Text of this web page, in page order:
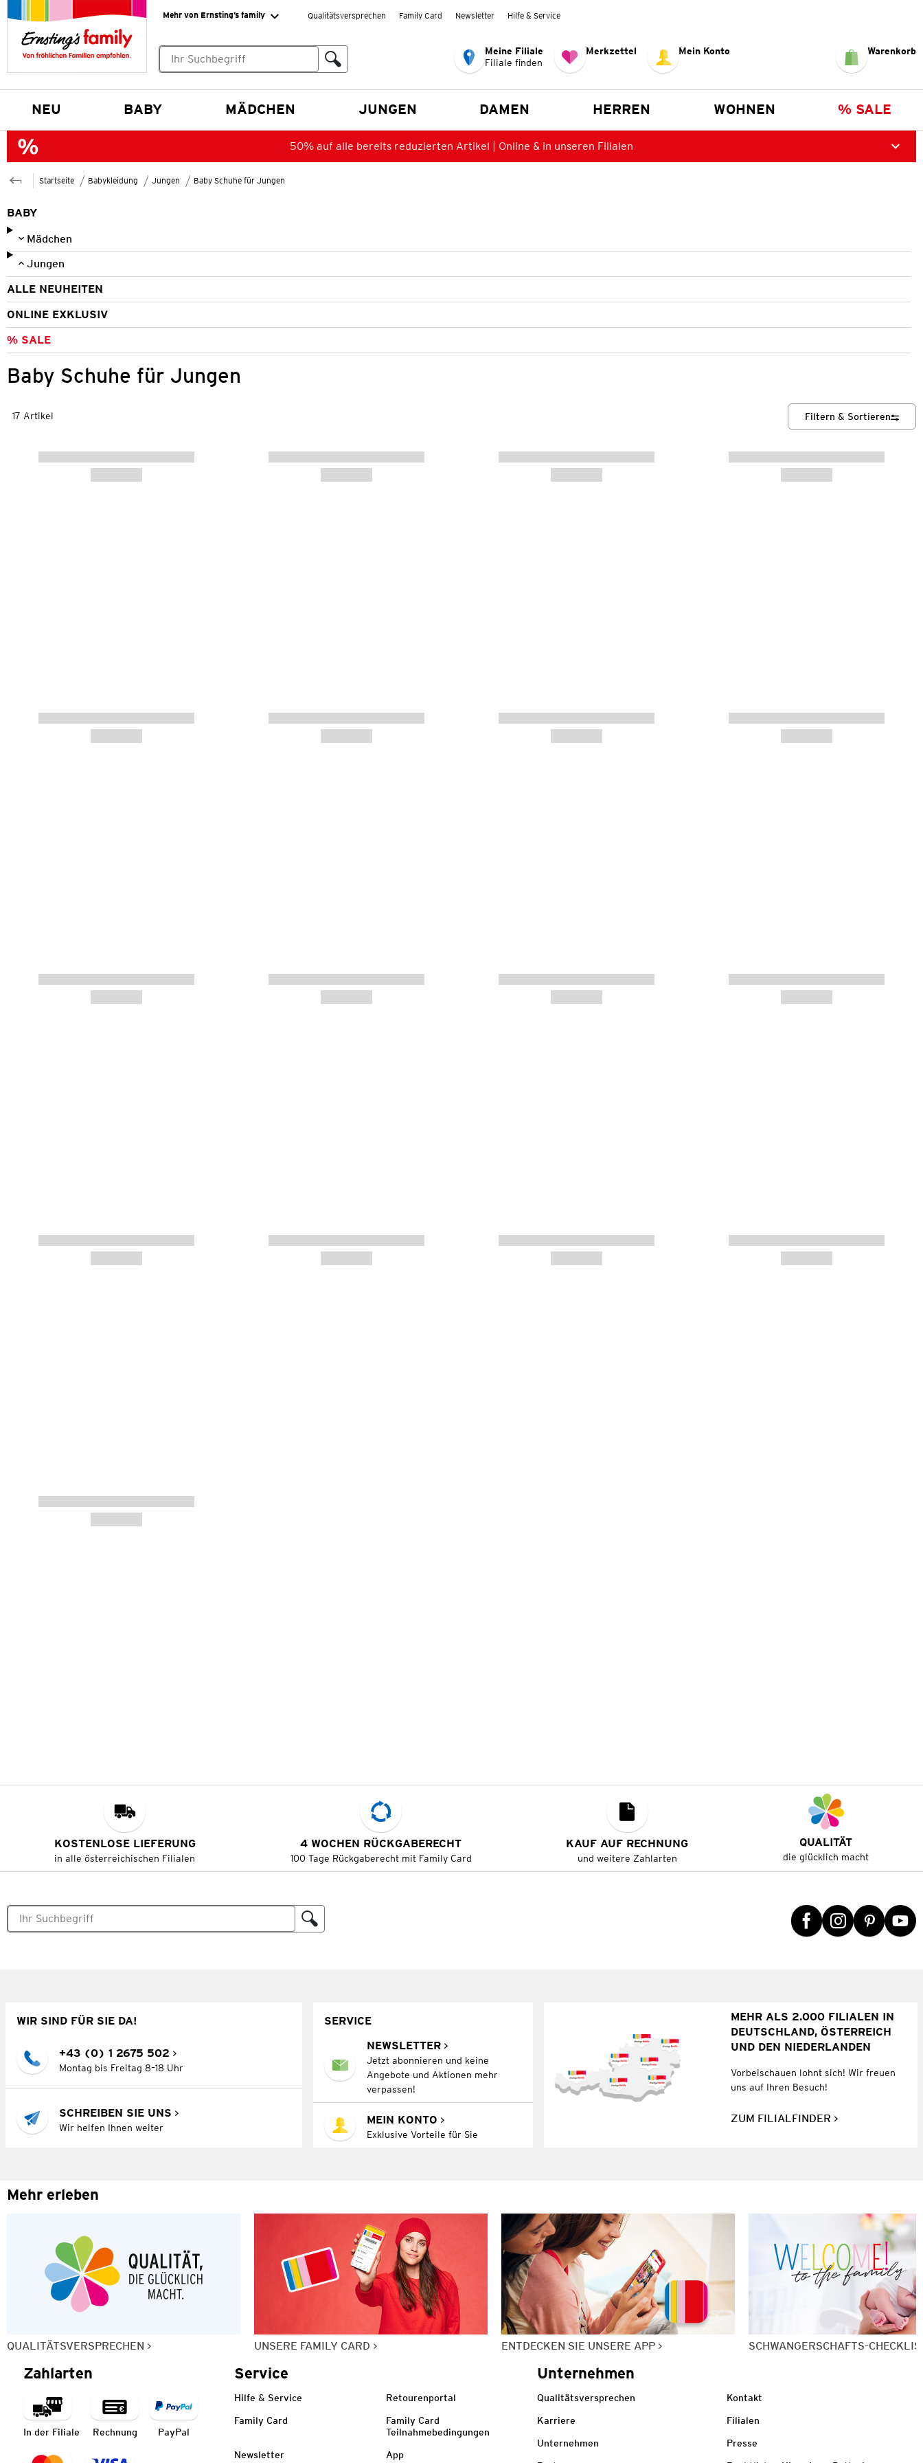
Mehr von Ernsting’s family Qualitätsversprechen Family Card Newsletter Hilfe & Service
Meine Filiale
Filiale finden
Merkzettel Mein Konto Warenkorb
NEU BABY MÄDCHEN JUNGEN DAMEN HERREN WOHNEN % SALE
50% auf alle bereits reduzierten Artikel | Online & in unseren Filialen
Startseite Babykleidung Jungen Baby Schuhe für Jungen
BABY
Mädchen
Jungen
ALLE NEUHEITEN
ONLINE EXKLUSIV
% SALE
Baby Schuhe für Jungen
17 Artikel Filtern & Sortieren
KOSTENLOSE LIEFERUNG
in alle österreichischen Filialen
4 WOCHEN RÜCKGABERECHT
100 Tage Rückgaberecht mit Family Card
KAUF AUF RECHNUNG
und weitere Zahlarten
QUALITÄT
die glücklich macht
WIR SIND FÜR SIE DA!
+43 (0) 1 2675 502
Montag bis Freitag 8–18 Uhr
SCHREIBEN SIE UNS
Wir helfen Ihnen weiter
SERVICE
NEWSLETTER
Jetzt abonnieren und keine
Angebote und Aktionen mehr
verpassen!
MEIN KONTO
Exklusive Vorteile für Sie
MEHR ALS 2.000 FILIALEN IN
DEUTSCHLAND, ÖSTERREICH
UND DEN NIEDERLANDEN
Vorbeischauen lohnt sich! Wir freuen
uns auf Ihren Besuch!
ZUM FILIALFINDER
Mehr erleben
QUALITÄTSVERSPRECHEN UNSERE FAMILY CARD ENTDECKEN SIE UNSERE APP SCHWANGERSCHAFTS-
Zahlarten
In der Filiale Rechnung PayPal
Service
Hilfe & Service Retourenportal
Family Card
Family Card
Teilnahmebedingungen
Newsletter App
Unternehmen
Qualitätsversprechen Kontakt
Karriere Filialen
Unternehmen Presse